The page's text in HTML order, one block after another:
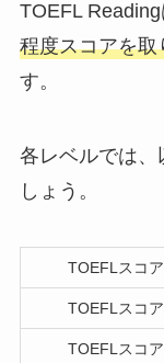
TOEFL Reading
程度スコアを
す。
各レベルでは
しょう。
TOEFLスコ
TOEFLスコ
TOEFLスコ